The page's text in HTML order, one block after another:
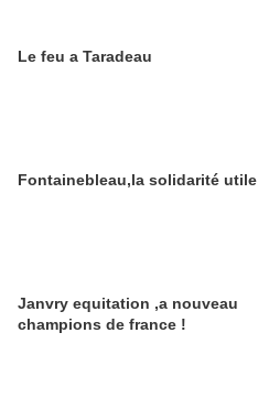
Le feu a Taradeau
Fontainebleau,la solidarité utile
Janvry equitation ,a nouveau
champions de france !